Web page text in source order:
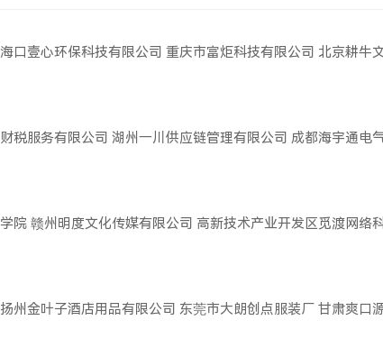
海口壹心环保科技有限公司 重庆市富炬科技有限公司 北京耕牛
财税服务有限公司 湖州一川供应链管理有限公司 成都海宇通电
学院 赣州明度文化传媒有限公司 高新技术产业开发区觅渡网络
扬州金叶子酒店用品有限公司 东莞市大朗创点服装厂 甘肃爽口